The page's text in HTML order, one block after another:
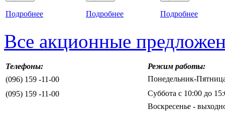
Подробнее Подробнее Подробнее
Все акционные
Телефоны:
Режим работы:
(096) 159 -11-00
Понедельник-
(095) 159 -11-00
Суббота с 10:00 до
Воскресенье -